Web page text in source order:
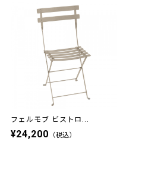
フェルモブ ビストロ...
¥24,200 （税込）